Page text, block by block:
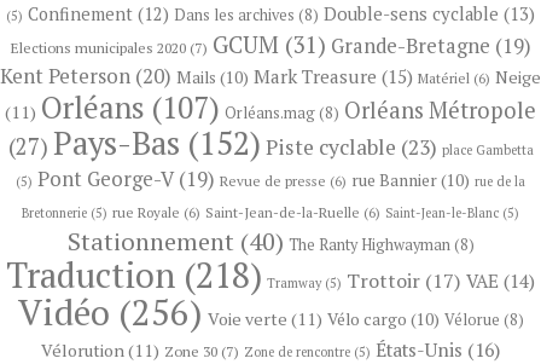
(5) Confinement (12) Dans les archives (8) Double-sens cyclable (13)
Elections municipales 2020(7) GCUM (31) Grande-Bretagne (19)
Kent Peterson (20) Mails (10) Mark Treasure (15) Matériel (6) Neige
(11) Orléans (107) Orléans.mag (8) Orléans Métropole
(27) Pays-Bas (152) Piste cyclable (23) place Gambetta
(5) Pont George-V(19) Revue de presse (6) rue Bannier(10) rue de la
Bretonnerie (5) rue Royale (6) Saint-Jean-de-la-Ruelle (6) Saint-Jean-le-Blanc (5)
Stationnement (40) The Ranty Highwayman(8)
Traduction (218) Tramway(5) Trottoir (17) VAE (14)
Vidéo (256) Voie verte (11) Vélo cargo (10) Vélorue (8)
Vélorution(11) Zone 30 (7) Zone de rencontre (5) États-Unis (16)